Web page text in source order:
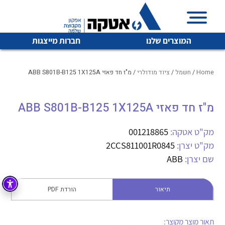
המוצרים שלנו חברות מייצגות
איכות | שרות | זמינות
והפצה של מוצרי
מיתוג, בקרה , ואינסטלציה חשמלית ופעילה ב7 תחומים:
חשמל
רובוטיקה ואוטומציה תעשייתית
Home
/ חשמל / ציוד מודולרי/ מ"ז חד פאזי ABB S801B-B125 1X125A
מ"ז חד פאזי ABB S801B-B125 1X125A
מק"ט אטקה: 001218865
מק"ט יצרן: 2CCS811001R0845
שם יצרן: ABB
תיאור הורדת PDF
תאור מוצר מקוצר: